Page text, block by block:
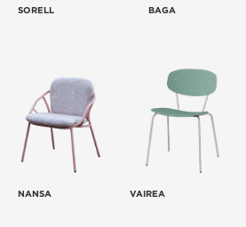
SORELL BAGA
NANSA VAIREA